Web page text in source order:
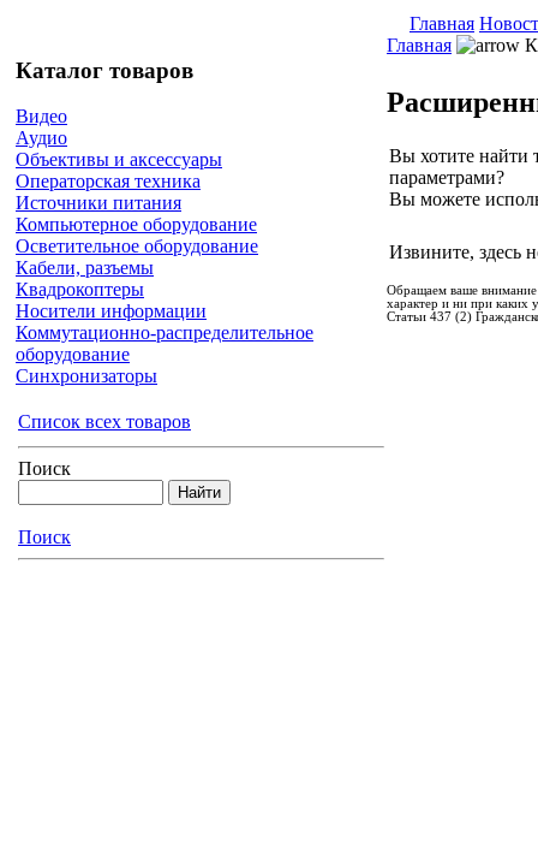
Главная
Каталог товаров
Видео
Аудио
Объективы и аксессуары
Операторская техника
Источники питания
Компьютерное оборудование
Осветительное оборудование
Кабели, разъемы
Квадрокоптеры
Носители информации
Коммутационно-распределительное
оборудование
Синхронизаторы
Список всех товаров
Поиск
Поиск
Главная
Вы хотите найти
параметрами?
Вы можете
Извините, здесь
Обращаем ваше
характер и ни при каких
Статьи 437 (2)